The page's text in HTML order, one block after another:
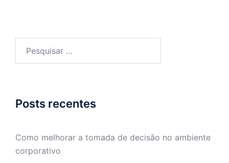
por:
Posts recentes
Como melhorar a tomada de decisão no ambiente
corporativo